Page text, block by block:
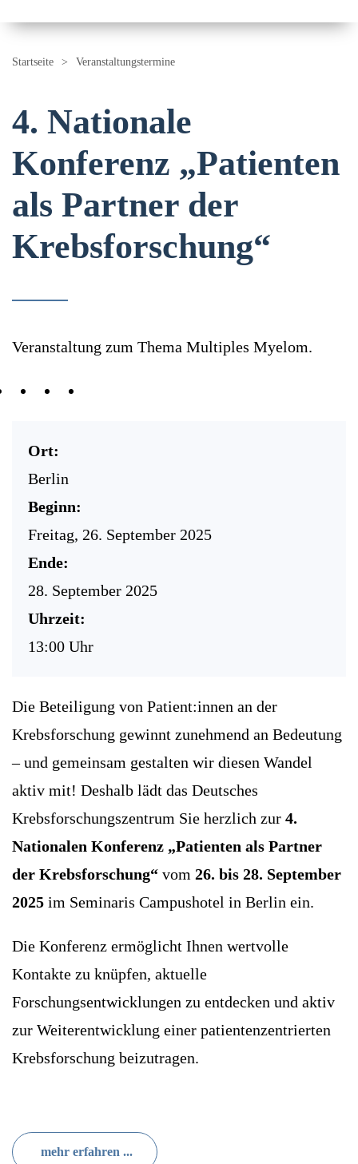
Startseite Veranstaltungstermine
4. Nationale
Konferenz „Patienten
als Partner der
Krebsforschung“
Veranstaltung zum Thema Multiples Myelom.
Ort:
Berlin
Beginn:
Freitag, 26. September 2025
Ende:
28. September 2025
Uhrzeit:
13:00 Uhr
Die Beteiligung von Patient:innen an der
Krebsforschung gewinnt zunehmend an Bedeutung
– und gemeinsam gestalten wir diesen Wandel
aktiv mit! Deshalb lädt das Deutsches
Krebsforschungszentrum Sie herzlich zur 4.
Nationalen Konferenz „Patienten als Partner
der Krebsforschung“ vom 26. bis 28. September
2025 im Seminaris Campushotel in Berlin ein.
Die Konferenz ermöglicht Ihnen wertvolle
Kontakte zu knüpfen, aktuelle
Forschungsentwicklungen zu entdecken und aktiv
zur Weiterentwicklung einer patientenzentrierten
Krebsforschung beizutragen.
mehr erfahren ...